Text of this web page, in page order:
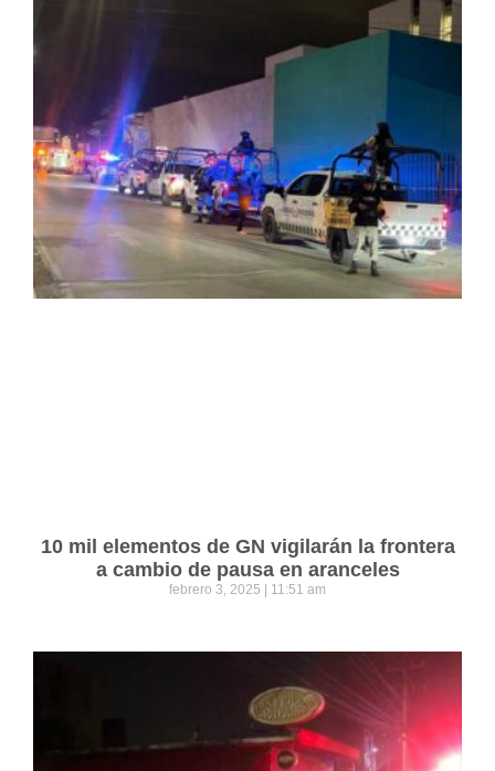
10 mil elementos de GN vigilarán la frontera
a cambio de pausa en aranceles
febrero 3, 2025 11:51 am